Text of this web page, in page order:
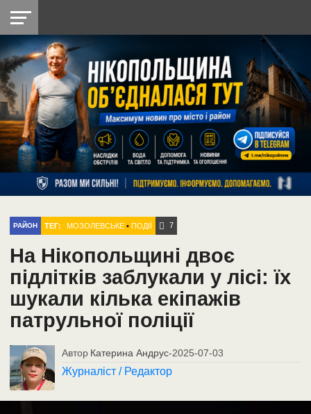
НІКОПОЛЬ
РАЙОН
СІЧЕСЛАВСЬКА
УКРАЇНА
РЕТРО
НІКОПОЛЬ
ЛАЙТ
УКРАЇНА
ДОПОМОГА
РАДІО
РАЙОН ТЕГ: МОЗОЛЕВСЬКЕ •ПОДІЇ 7
На Нікопольщині двоє
підлітків заблукали у лісі: їх
шукали кілька екіпажів
патрульної поліції
Автор Катерина Андрус-2025-07-03
Журналіст / Редактор